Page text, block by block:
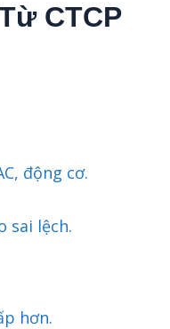
CTCP
động cơ.
sai lệch.
hơn.